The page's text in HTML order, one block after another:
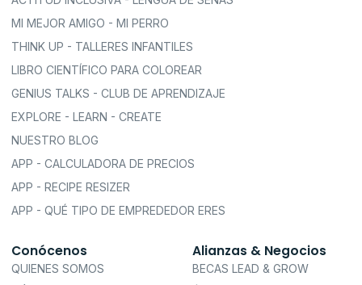
MI MEJOR AMIGO - MI PERRO
THINK UP - TALLERES INFANTILES
LIBRO CIENTÍFICO PARA COLOREAR
GENIUS TALKS - CLUB DE APRENDIZAJE
EXPLORE - LEARN - CREATE
NUESTRO BLOG
APP - CALCULADORA DE PRECIOS
APP - RECIPE RESIZER
APP - QUÉ TIPO DE EMPREDEDOR ERES
Conócenos
QUIENES SOMOS
Alianzas & Negocios
BECAS LEAD & GROW